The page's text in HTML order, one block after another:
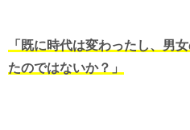
「既に時代は変わったし、男
たのではないか？」